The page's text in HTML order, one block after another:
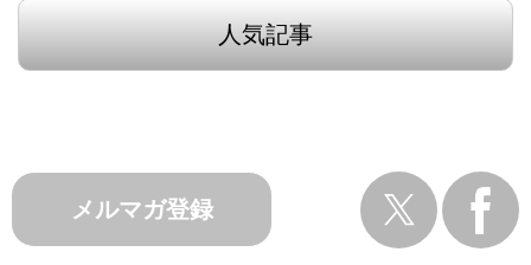
人気記事
メルマガ登録